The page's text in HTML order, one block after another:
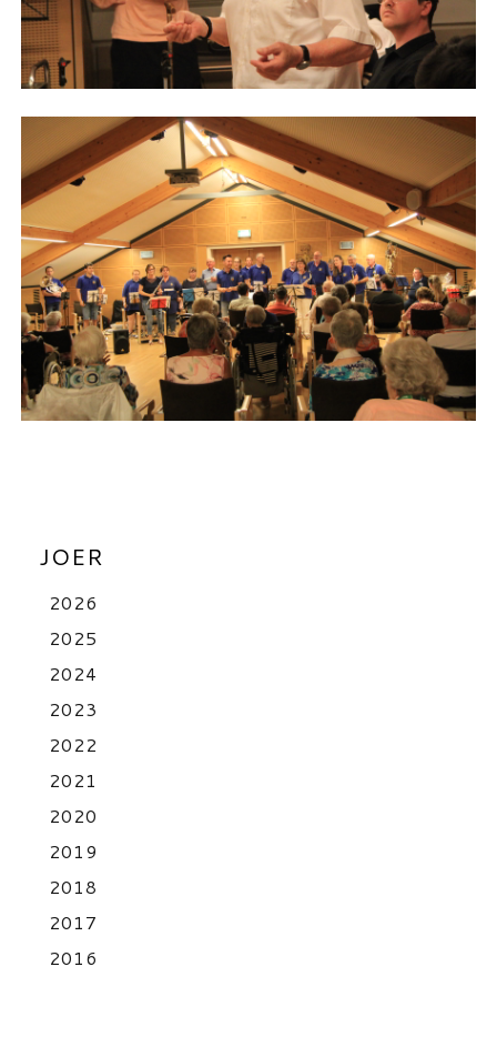
JOER
2026
2025
2024
2023
2022
2021
2020
2019
2018
2017
2016